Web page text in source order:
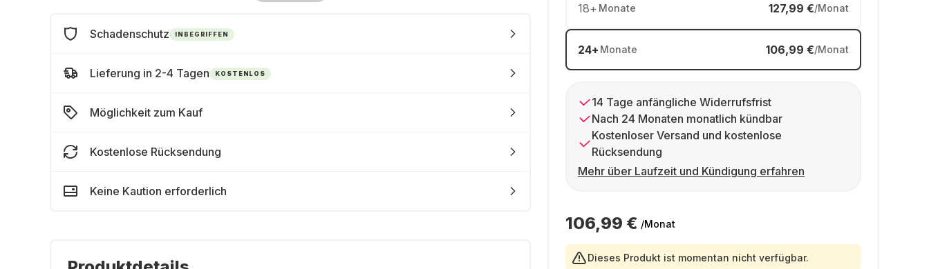
18+ Monate 127,99 €/Monat
24+ Monate 106,99 €/Monat
14 Tage anfängliche Widerrufsfrist
Nach 24 Monaten monatlich kündbar
Kostenloser Versand und kostenlose
Rücksendung
Mehr über Laufzeit und Kündigung erfahren
106,99 € /Monat
Dieses Produkt ist momentan nicht verfügbar.
Schadenschutz INBEGRIFFEN
Lieferung in 2-4 Tagen KOSTENLOS
Möglichkeit zum Kauf
Kostenlose Rücksendung
Keine Kaution erforderlich